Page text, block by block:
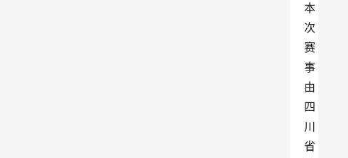
本
次
赛
事
由
四
川
省